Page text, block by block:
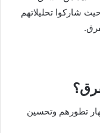
شاركوا تحليلاتهم
تطورهم وتحسين